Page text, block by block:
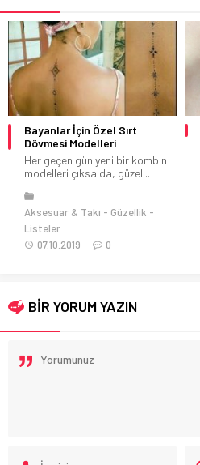
Altın Oran Kaş Alımı Nedir
Özellikle kadınlar kaş yapısının
insanı ne kadar değiştirdiğinin
bilincindedir. Bu...
Genel Güzellik Moda
Style
Kadın
Trendler
21.09.2022
0
BİR YORUM YAZIN